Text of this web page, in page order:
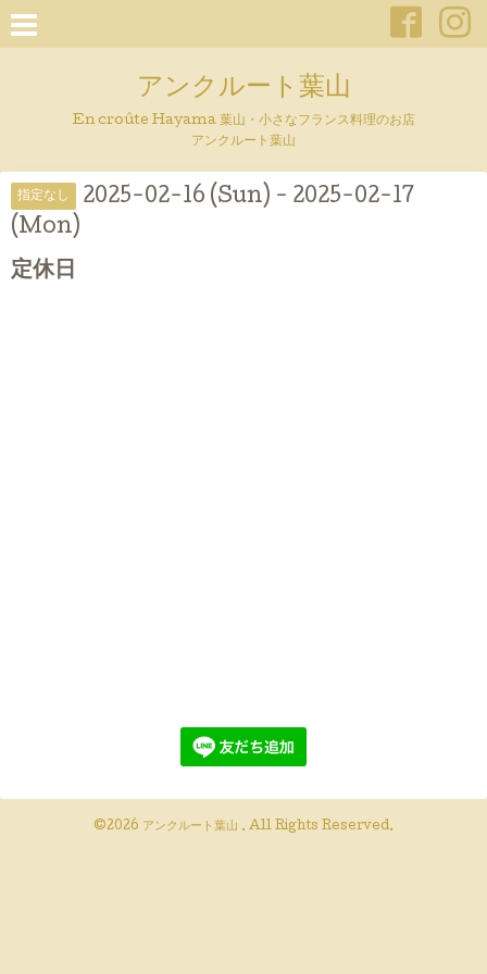
アンクルート葉山
En croûte Hayama 葉山・小さなフランス料理のお店
アンクルート葉山
指定なし
2025-02-16 (Sun) - 2025-02-17
(Mon)
定休日
©2026 アンクルート葉山 . All Rights Reserved.